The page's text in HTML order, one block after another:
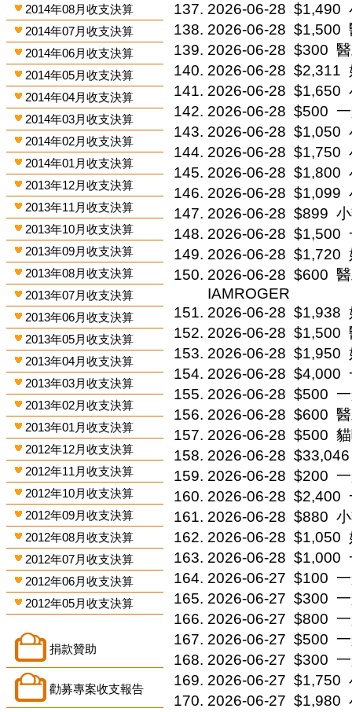
2014年08月收支決算
2014年07月收支決算
2014年06月收支決算
2014年05月收支決算
2014年04月收支決算
2014年03月收支決算
2014年02月收支決算
2014年01月收支決算
2013年12月收支決算
2013年11月收支決算
2013年10月收支決算
2013年09月收支決算
2013年08月收支決算
2013年07月收支決算
2013年06月收支決算
2013年05月收支決算
2013年04月收支決算
2013年03月收支決算
2013年02月收支決算
2013年01月收支決算
2012年12月收支決算
2012年11月收支決算
2012年10月收支決算
2012年09月收支決算
2012年08月收支決算
2012年07月收支決算
2012年06月收支決算
2012年05月收支決算
捐款贊助
勸募專案收支報告
2026-06-28 $1,490
2026-06-28 $1,500
2026-06-28 $300
2026-06-28 $2,311
2026-06-28 $1,650
2026-06-28 $500
2026-06-28 $1,050
2026-06-28 $1,750
2026-06-28 $1,800
2026-06-28 $1,099
2026-06-28 $899
2026-06-28 $1,500
2026-06-28 $1,720
2026-06-28 $600
IAMROGER
2026-06-28 $1,938
2026-06-28 $1,500
2026-06-28 $1,950
2026-06-28 $4,000
2026-06-28 $500
2026-06-28 $600
2026-06-28 $500
2026-06-28 $33,046
2026-06-28 $200
2026-06-28 $2,400
2026-06-28 $880
2026-06-28 $1,050
2026-06-28 $1,000
2026-06-27 $100
2026-06-27 $300
2026-06-27 $800
2026-06-27 $500
2026-06-27 $300
2026-06-27 $1,750
2026-06-27 $1,980